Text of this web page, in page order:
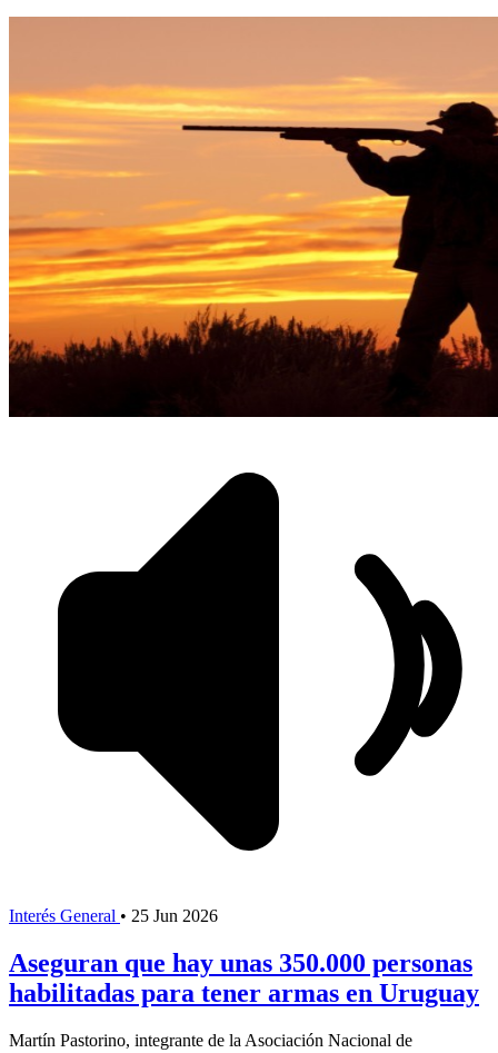
Interés General • 25 Jun 2026
Aseguran que hay unas 350.000 personas
habilitadas para tener armas en Uruguay
Martín Pastorino, integrante de la Asociación Nacional de